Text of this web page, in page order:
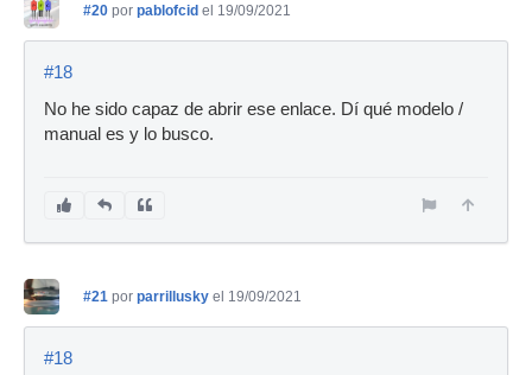
#20 por pablofcid el 19/09/2021
#18
No he sido capaz de abrir ese enlace. Dí qué modelo /
manual es y lo busco.
#21 por parrillusky el 19/09/2021
#18